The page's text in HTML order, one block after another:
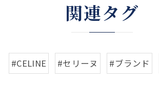
関連タグ
#CELINE #セリーヌ #ブランド